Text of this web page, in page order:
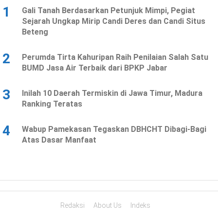
1
Gali Tanah Berdasarkan Petunjuk Mimpi, Pegiat
Sejarah Ungkap Mirip Candi Deres dan Candi Situs
Beteng
2
Perumda Tirta Kahuripan Raih Penilaian Salah Satu
BUMD Jasa Air Terbaik dari BPKP Jabar
3
Inilah 10 Daerah Termiskin di Jawa Timur, Madura
Ranking Teratas
4
Wabup Pamekasan Tegaskan DBHCHT Dibagi-Bagi
Atas Dasar Manfaat
Redaksi About Us Indeks